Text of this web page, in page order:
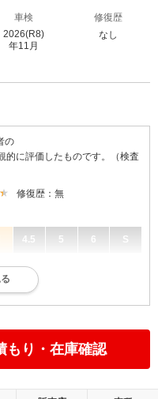
車検
2026(R8)
年11月
修復歴
なし
の
的に評価したものです。（検査
修復歴：無
4.5 5 6 S
認められる状態です。
良好な状態です。
もり・在庫確認